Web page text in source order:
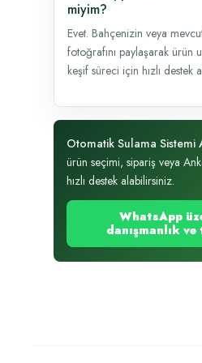
miyim?
Evet. Bahçenizin veya
fotoğrafını paylaşarak ürün
keşif süreci için hızlı destek
Otomatik Sulama Sistemi
ürün seçimi, sipariş veya
hızlı destek alabilirsiniz.
WhatsApp
danışmanlık